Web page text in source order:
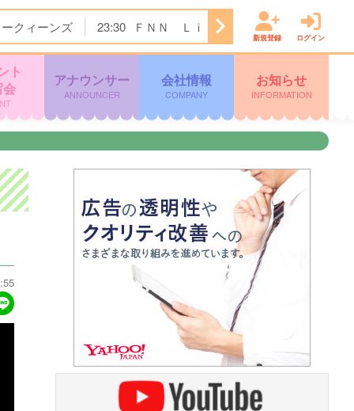
クィーンズ 23:30 ＦＮＮ Ｌｉｖｅ Ｎｅｗｓ α
新規登録 ログイン
ト
アナウンサー
ANNOUNCER
会社情報
COMPANY
お知らせ
INFORMATION